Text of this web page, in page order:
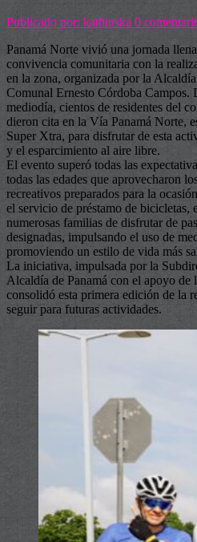
Publicado por: kathiuska 0
Panamá Norte vivió una jornada
convivencia comunitaria con la
en la zona, organizada por la
Comunal Ernesto Córdoba Campos.
mediodía, cientos de residentes del
dieron cita en la Vía Panamá Norte,
Super Xtra, para disfrutar de esta
y el esparcimiento al aire libre.
El evento superó todas las
todas las edades que aprovecharon
recreativos preparados para la
el servicio de préstamo de
numerosas familias de disfrutar de
designadas, impulsando el uso de
promoviendo un estilo de vida más
La iniciativa, impulsada por la
Alcaldía de Panamá con el apoyo de
consolidó esta primera edición de la
seguir para futuras actividades.